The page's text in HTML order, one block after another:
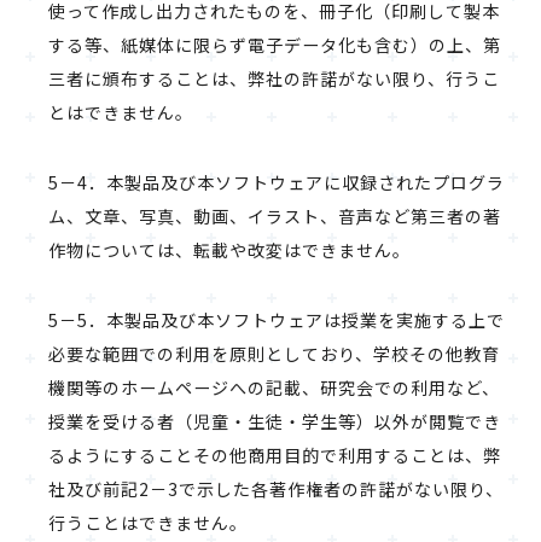
使って作成し出力されたものを、冊子化（印刷して製本
する等、紙媒体に限らず電子データ化も含む）の上、第
三者に頒布することは、弊社の許諾がない限り、行うこ
とはできません。
5－4．本製品及び本ソフトウェアに収録されたプログラ
ム、文章、写真、動画、イラスト、音声など第三者の著
作物については、転載や改変はできません。
5－5．本製品及び本ソフトウェアは授業を実施する上で
必要な範囲での利用を原則としており、学校その他教育
機関等のホームページへの記載、研究会での利用など、
授業を受ける者（児童・生徒・学生等）以外が閲覧でき
るようにすることその他商用目的で利用することは、弊
社及び前記2－3で示した各著作権者の許諾がない限り、
行うことはできません。